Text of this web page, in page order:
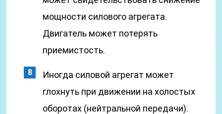
мощности силового агрегата.
Двигатель может потерять
приемистость.
Иногда силовой агрегат может
глохнуть при движении на холостых
оборотах (нейтральной передачи).